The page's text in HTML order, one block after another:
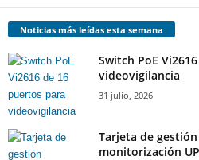
Noticias más leídas esta semana
Switch PoE
videovigilancia
31 julio, 2026
Tarjeta de
monitorización